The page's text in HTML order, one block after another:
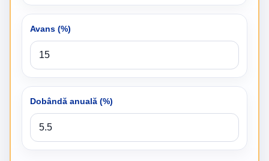
Avans (%)
Dobândă anuală (%)